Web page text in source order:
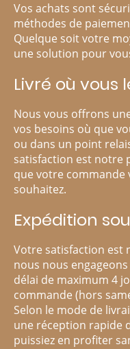
Vos achats sont
méthodes de
Quelque soit votre
une solution pour
Livré où vous
Nous vous offrons
vos besoins où que
ou dans un point
satisfaction est notre
que votre commande
souhaitez.
Expédition
Votre satisfaction est
nous nous
délai de maximum 4
commande (hors
Selon le mode de
une réception rapide
puissiez en profiter